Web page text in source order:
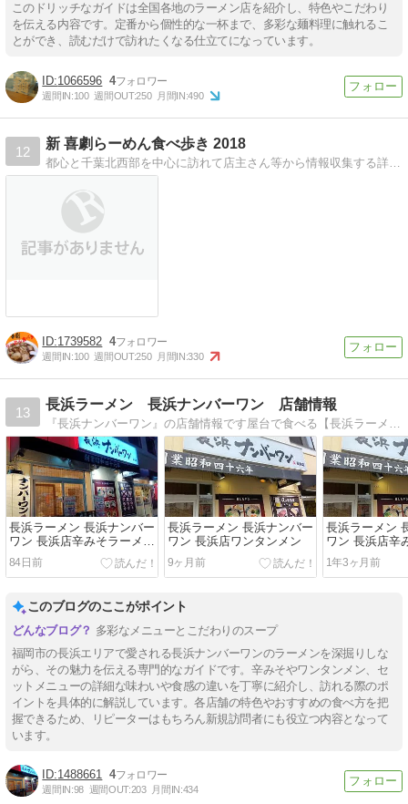
このドリッチなガイドは全国各地のラーメン店を紹介し、特色やこだわり
を伝える内容です。定番から個性的な一杯まで、多彩な麺料理に触れるこ
とができ、読むだけで訪れたくなる仕立てになっています。
1066596 4
週間IN:100 週間OUT:250 月間IN:490
12
新 喜劇らーめん食べ歩き 2018
1739582 4
週間IN:100 週間OUT:250 月間IN:330
13
長浜ラーメン 長浜ナンバーワン 店舗情報
長浜ラーメン 長浜ナンバー
ワン 長浜店辛みそラーメン
Ｂセット 餃子（４個）
84日前
長浜ラーメン 長浜ナンバー
ワン 長浜店ワンタンメン
9ヶ月前
長浜ラーメン
ワン 長浜店辛
1年3ヶ月前
このブログのここがポイント
多彩なメニューとこだわりのスープ
福岡市の長浜エリアで愛される長浜ナンバーワンのラーメンを深掘りしな
がら、その魅力を伝える専門的なガイドです。辛みそやワンタンメン、セ
ットメニューの詳細な味わいや食感の違いを丁寧に紹介し、訪れる際のポ
イントを具体的に解説しています。各店舗の特色やおすすめの食べ方を把
握できるため、リピーターはもちろん新規訪問者にも役立つ内容となって
います。
1488661 4
週間IN:98 週間OUT:203 月間IN:434